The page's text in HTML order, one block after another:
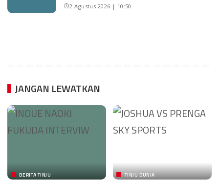
2 Agustus 2026 | 10:50
JANGAN LEWATKAN
BERITA TINJU TINJU DUNIA